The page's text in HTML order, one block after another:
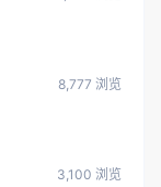
8,777 浏览
3,100 浏览